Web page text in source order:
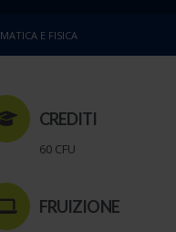
E FISICA
CREDITI
60 CFU
FRUIZIONE